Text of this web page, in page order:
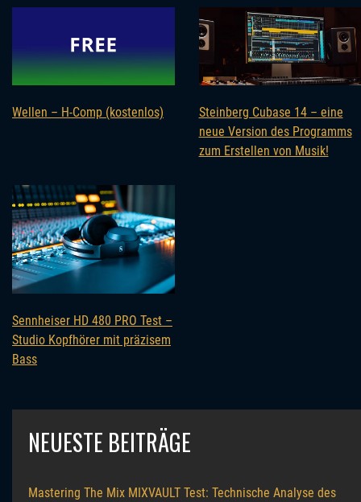
Wellen – H-Comp (kostenlos)
Steinberg Cubase 14 – eine
neue Version des Programms
zum Erstellen von Musik!
Sennheiser HD 480 PRO Test –
Studio Kopfhörer mit präzisem
Bass
NEUESTE BEITRÄGE
Mastering The Mix MIXVAULT Test: Technische Analyse des